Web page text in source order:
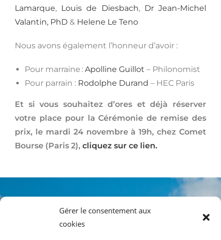
Gérer le consentement aux
cookies
Lamarque, Louis de Diesbach, Dr Jean-Michel
Valantin, PhD & Helene Le Teno
Nous avons également l’honneur d’avoir :
Pour marraine : Apolline Guillot – Philonomist
Pour parrain : Rodolphe Durand – HEC Paris
Et si vous souhaitez d’ores et déjà réserver
votre place pour la Cérémonie de remise des
prix, le mardi 24 novembre à 19h, chez Comet
Bourse (Paris 2), cliquez sur ce lien.